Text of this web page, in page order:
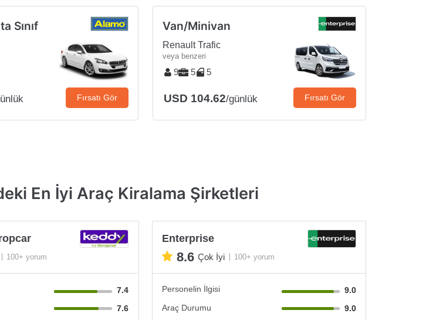
Sınıf
Fırsatı Gör
Van/Minivan
Renault Trafic
veya benzeri
9 5 5
USD 104.62/günlük Fırsatı Gör
En İyi Araç Kiralama Şirketleri
100+ yorum
7.4
7.6
Enterprise
8.6 Çok İyi 100+ yorum
Personelin İlgisi
9.0
Araç Durumu
9.0